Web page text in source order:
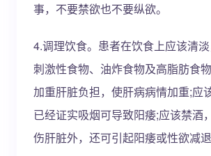
事，不要禁欲也不要纵欲。
4.调理饮食。患者在饮食上应该清
刺激性食物、油炸食物及高脂肪食
加重肝脏负担，使肝病病情加重;应
已经证实吸烟可导致阳痿;应该禁酒
伤肝脏外，还可引起阳痿或性欲减退